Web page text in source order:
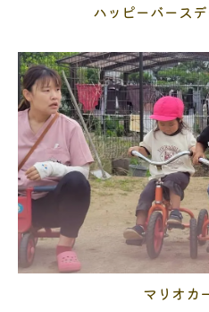
ハッピーバース
マリオカ